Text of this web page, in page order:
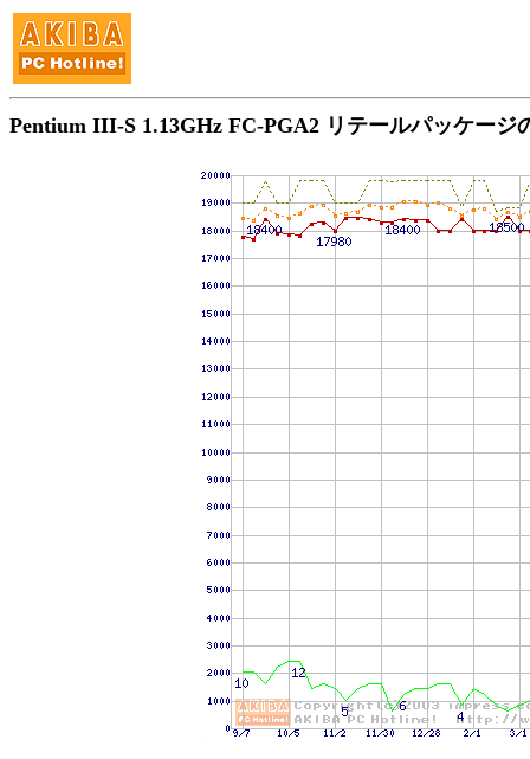
Pentium III-S 1.13GHz FC-PGA2 リテールパッケージ